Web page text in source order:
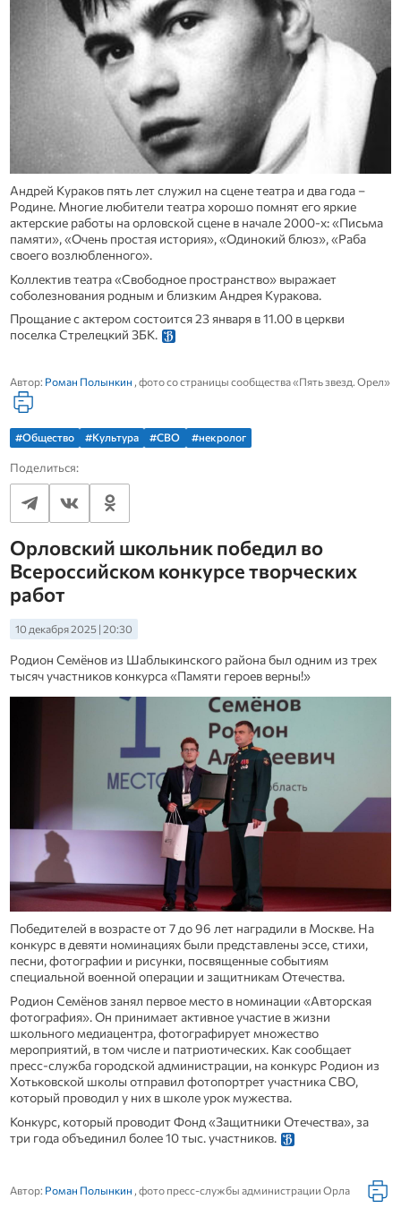
Андрей Кураков пять лет служил на сцене театра и два года –
Родине. Многие любители театра хорошо помнят его яркие
актерские работы на орловской сцене в начале 2000-х: «Письма
памяти», «Очень простая история», «Одинокий блюз», «Раба
своего возлюбленного».
Коллектив театра «Свободное пространство» выражает
соболезнования родным и близким Андрея Куракова.
Прощание с актером состоится 23 января в 11.00 в церкви
поселка Стрелецкий ЗБК.
Автор: Роман Полынкин , фото со страницы сообщества «Пять звезд. Орел»
#Общество #Культура #СВО #некролог
Поделиться:
Орловский школьник победил во
Всероссийском конкурсе творческих
работ
10 декабря 2025 | 20:30
Родион Семёнов из Шаблыкинского района был одним из трех
тысяч участников конкурса «Памяти героев верны!»
Победителей в возрасте от 7 до 96 лет наградили в Москве. На
конкурс в девяти номинациях были представлены эссе, стихи,
песни, фотографии и рисунки, посвященные событиям
специальной военной операции и защитникам Отечества.
Родион Семёнов занял первое место в номинации «Авторская
фотография». Он принимает активное участие в жизни
школьного медиацентра, фотографирует множество
мероприятий, в том числе и патриотических. Как сообщает
пресс-служба городской администрации, на конкурс Родион из
Хотьковской школы отправил фотопортрет участника СВО,
который проводил у них в школе урок мужества.
Конкурс, который проводит Фонд «Защитники Отечества», за
три года объединил более 10 тыс. участников.
Автор: Роман Полынкин , фото пресс-службы администрации Орла